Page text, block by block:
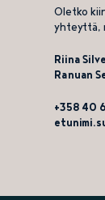
Oletko
yhteyttä,
Riina
Ranuan
+358 40